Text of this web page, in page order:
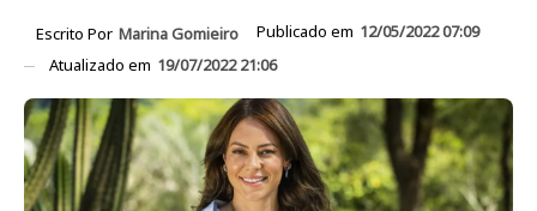
Escrito Por Marina Gomieiro Publicado em 12/05/2022 07:09
Atualizado em 19/07/2022 21:06